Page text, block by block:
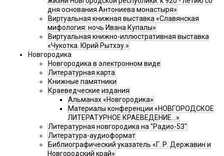
дня основания Антониева монастыря»
Виртуальная книжная выставка «Славянская
мифология: ночь Ивана Купалы»
Виртуальная книжно-иллюстративная выставка
«Чукотка. Юрий Рытхэу.»
Новгородика
Новгородика в электронном виде
Литературная карта
Книжные памятники
Краеведческие издания
Альманах «Новгородика»
Материалы конференции «НОВГОРОДСКОЕ
ЛИТЕРАТУРНОЕ КРАЕВЕДЕНИЕ...»
Литературная новгородика на "Радио-53"
Литература-аудиоформат
Библиографический указатель «Г. Р. Державин и
Новгородский край»